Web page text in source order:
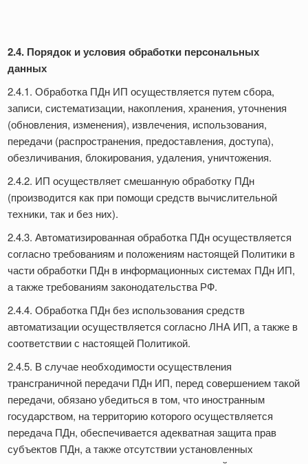
2.4. Порядок и условия обработки персональных
данных
2.4.1. Обработка ПДн ИП осуществляется путем сбора,
записи, систематизации, накопления, хранения, уточнения
(обновления, изменения), извлечения, использования,
передачи (распространения, предоставления, доступа),
обезличивания, блокирования, удаления, уничтожения.
2.4.2. ИП осуществляет смешанную обработку ПДн
(производится как при помощи средств вычислительной
техники, так и без них).
2.4.3. Автоматизированная обработка ПДн осуществляется
согласно требованиям и положениям настоящей Политики в
части обработки ПДн в информационных системах ПДн ИП,
а также требованиям законодательства РФ.
2.4.4. Обработка ПДн без использования средств
автоматизации осуществляется согласно ЛНА ИП, а также в
соответствии с настоящей Политикой.
2.4.5. В случае необходимости осуществления
трансграничной передачи ПДн ИП, перед совершением такой
передачи, обязано убедиться в том, что иностранным
государством, на территорию которого осуществляется
передача ПДн, обеспечивается адекватная защита прав
субъектов ПДн, а также отсутствии установленных